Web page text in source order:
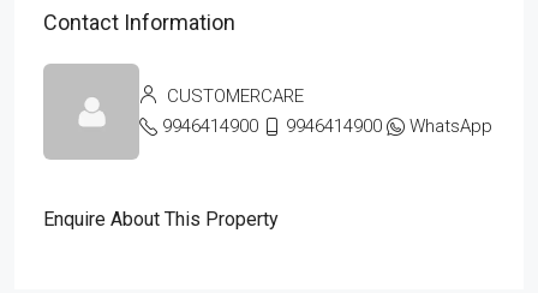
Contact Information
CUSTOMERCARE
9946414900
9946414900 WhatsApp
Enquire About This Property